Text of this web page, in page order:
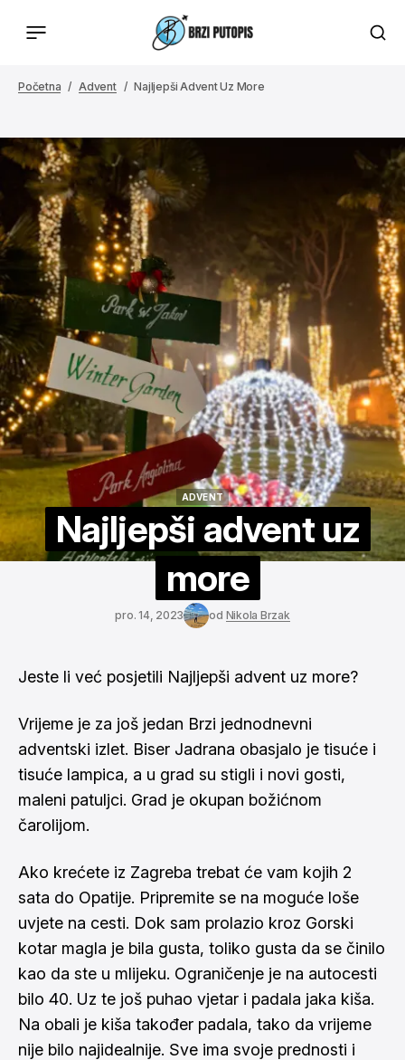
Početna Advent Najljepši Advent Uz More
ADVENT
Najljepši advent uz
more
pro. 14, 2023 od Nikola Brzak
Jeste li već posjetili Najljepši advent uz more?
Vrijeme je za još jedan Brzi jednodnevni
adventski izlet. Biser Jadrana obasjalo je tisuće i
tisuće lampica, a u grad su stigli i novi gosti,
maleni patuljci. Grad je okupan božićnom
čarolijom.
Ako krećete iz Zagreba trebat će vam kojih 2
sata do Opatije. Pripremite se na moguće loše
uvjete na cesti. Dok sam prolazio kroz Gorski
kotar magla je bila gusta, toliko gusta da se činilo
kao da ste u mlijeku. Ograničenje je na autocesti
bilo 40. Uz te još puhao vjetar i padala jaka kiša.
Na obali je kiša također padala, tako da vrijeme
nije bilo najidealnije. Sve ima svoje prednosti i